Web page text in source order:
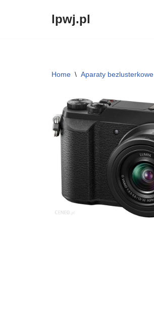
lpwj.pl
Home \ Aparaty bezlusterkowe